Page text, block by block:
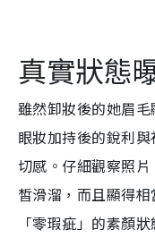
真實狀態
雖然卸妝後的她眉
眼妝加持後的銳利
切感。仔細觀察照
皙滑溜，而且顯得
「零瑕疵」的素顏